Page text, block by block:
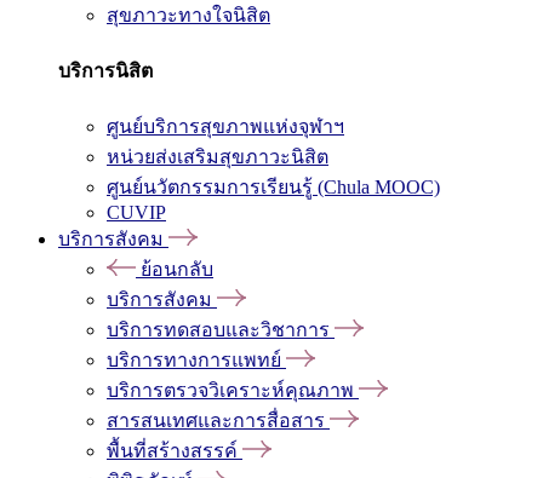
สุขภาวะทางใจนิสิต
บริการนิสิต
ศูนย์บริการสุขภาพแห่งจุฬาฯ
หน่วยส่งเสริมสุขภาวะนิสิต
ศูนย์นวัตกรรมการเรียนรู้ (Chula MOOC)
CUVIP
บริการสังคม
ย้อนกลับ
บริการสังคม
บริการทดสอบและวิชาการ
บริการทางการแพทย์
บริการตรวจวิเคราะห์คุณภาพ
สารสนเทศและการสื่อสาร
พื้นที่สร้างสรรค์